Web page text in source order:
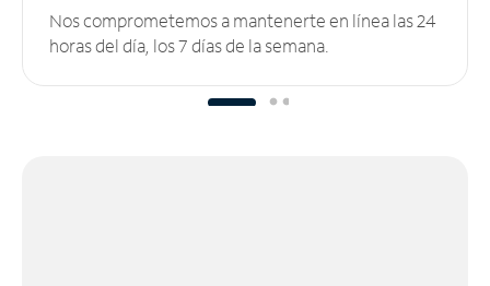
Nos comprometemos a mantenerte en línea las 24
horas del día, los 7 días de la semana.